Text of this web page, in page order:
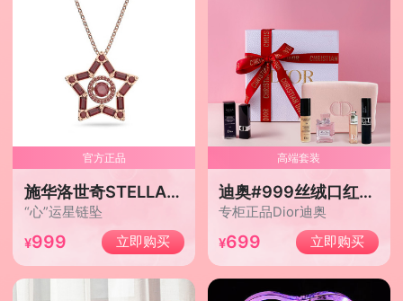
官方正品
施华洛世奇STELLA许愿星项链/红色
“心”运星链坠
999 立即购买
高端套装
迪奥#999丝绒口红+迪奥彩妆香氛套装
专柜正品Dior迪奥
699 立即购买